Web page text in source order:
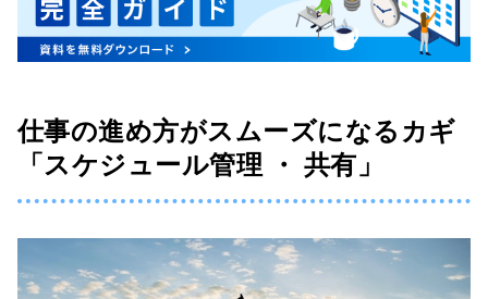
仕事の進め方がスムーズになるカギ
「スケジュール管理 ・ 共有」